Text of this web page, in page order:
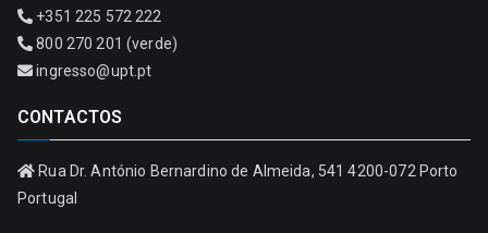
+351 225 572 222
800 270 201 (verde)
ingresso@upt.pt
CONTACTOS
Rua Dr. António Bernardino de Almeida, 541 4200-072 Porto
Portugal